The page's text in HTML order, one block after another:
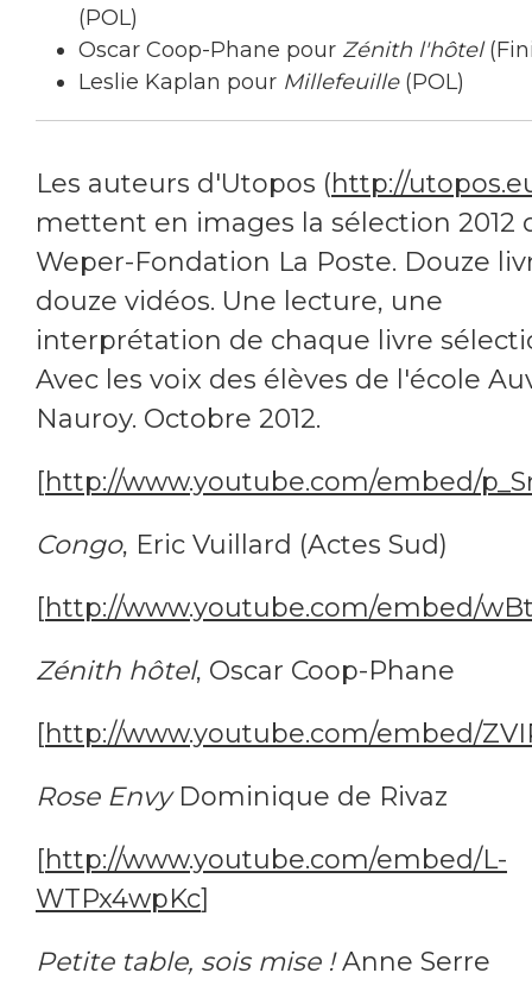
(POL)
Oscar Coop-Phane pour Zénith l'hôtel
Leslie Kaplan pour Millefeuille(POL)
Les auteurs d'Utopos (http://
mettent en images la sélection 2012
Weper-Fondation La Poste. Douze
douze vidéos. Une lecture, une
interprétation de chaque livre
Avec les voix des élèves de l'école
Nauroy. Octobre 2012.
[http://www.youtube.com/embed/
Congo, Eric Vuillard (Actes Sud)
[http://www.youtube.com/embed/
Zénith hôtel, Oscar Coop-Phane
[http://www.youtube.com/embed/
Rose Envy Dominique de Rivaz
[http://www.youtube.com/embed/L-
WTPx4wpKc]
Petite table, sois mise !Anne Serre